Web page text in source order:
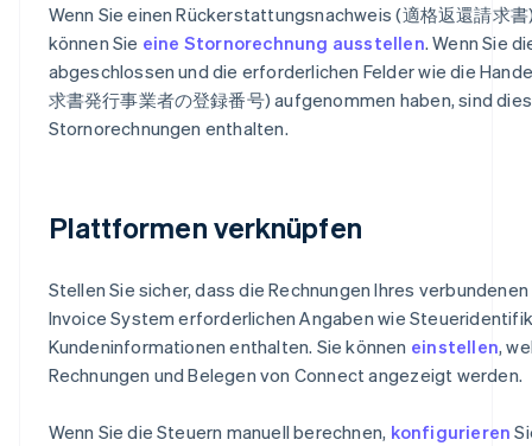
Wenn Sie einen Rückerstattungsnachweis (適格返還請求
können Sie eine Stornorechnung ausstellen. Wenn Sie
abgeschlossen und die erforderlichen Felder wie die
求書発行事業者の登録番号) aufgenommen haben, sind
Stornorechnungen enthalten.
Plattformen verknüpfen
Stellen Sie sicher, dass die Rechnungen Ihres
Invoice System erforderlichen Angaben wie
Kundeninformationen enthalten. Sie können einstellen,
Rechnungen und Belegen von Connect angezeigt werden.
Wenn Sie die Steuern manuell berechnen, konfigurieren